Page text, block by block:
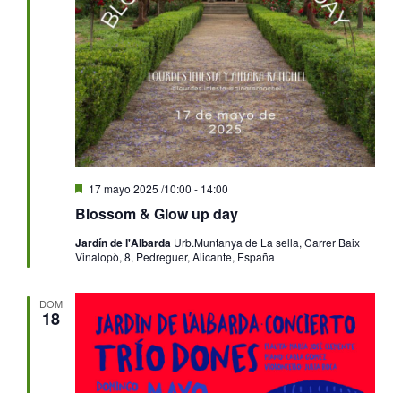
Blossom & Glow up day
Destacado
17 mayo 2025 /10:00 - 14:00
Jardín de l'Albarda Urb.Muntanya de La sella, Carrer Baix
Vinalopò, 8, Pedreguer, Alicante, España
DOM
18